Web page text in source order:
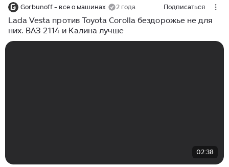
Gorbunoff - все о машинах 2 года Подписаться
Lada Vesta против Toyota Corolla бездорожье не для
них. ВАЗ 2114 и Калина лучше
02:38